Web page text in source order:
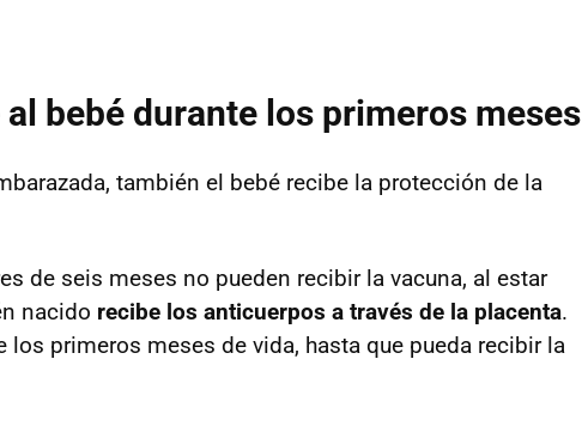
bebé durante los primeros meses
también el bebé recibe la protección de la
de seis meses no pueden recibir la vacuna, al estar
nacido recibe los anticuerpos a través de la placenta.
los primeros meses de vida, hasta que pueda recibir la